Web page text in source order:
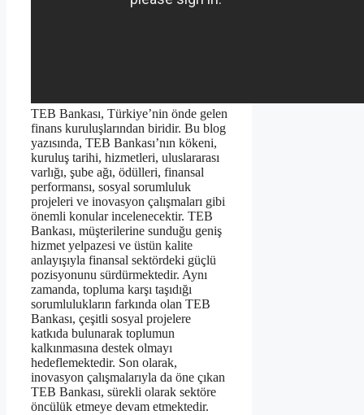
TEB Bankası, Türkiye’nin önde gelen
finans kuruluşlarından biridir. Bu blog
yazısında, TEB Bankası’nın kökeni,
kuruluş tarihi, hizmetleri, uluslararası
varlığı, şube ağı, ödülleri, finansal
performansı, sosyal sorumluluk
projeleri ve inovasyon çalışmaları gibi
önemli konular incelenecektir. TEB
Bankası, müşterilerine sunduğu geniş
hizmet yelpazesi ve üstün kalite
anlayışıyla finansal sektördeki güçlü
pozisyonunu sürdürmektedir. Aynı
zamanda, topluma karşı taşıdığı
sorumlulukların farkında olan TEB
Bankası, çeşitli sosyal projelere
katkıda bulunarak toplumun
kalkınmasına destek olmayı
hedeflemektedir. Son olarak,
inovasyon çalışmalarıyla da öne çıkan
TEB Bankası, sürekli olarak sektöre
öncülük etmeye devam etmektedir.